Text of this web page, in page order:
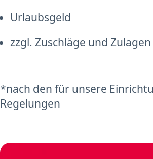
Urlaubsgeld
zzgl. Zuschläge und Zulagen
*nach den für unsere
Regelungen